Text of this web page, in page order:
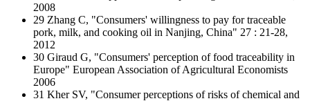
2008
29 Zhang C, "Consumers' willingness to pay for traceable
pork, milk, and cooking oil in Nanjing, China" 27 : 21-28,
2012
30 Giraud G, "Consumers' perception of food traceability in
Europe" European Association of Agricultural Economists
2006
31 Kher SV, "Consumer perceptions of risks of chemical and